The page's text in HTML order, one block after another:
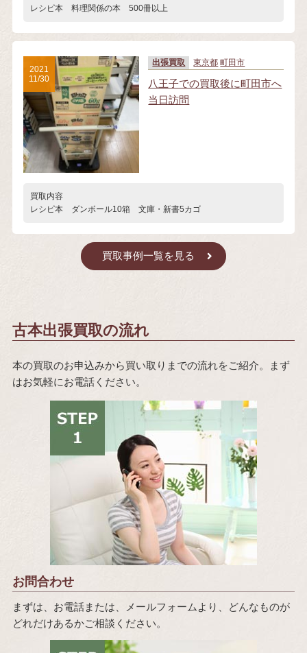
レシピ本 料理関係の本 500冊以上
出張買取 東京都 町田市
八王子での買取後に町田市へ
当日訪問
買取内容
レシピ本 ダンボール10箱 文庫・新書5カゴ
2021
11/30
買取事例一覧を見る
古本出張買取の流れ
本の買取のお申込みから買い取りまでの流れをご紹介。まず
はお気軽にお電話ください。
お問合わせ
まずは、お電話または、メールフォームより、どんなものが
どれだけあるかご相談ください。